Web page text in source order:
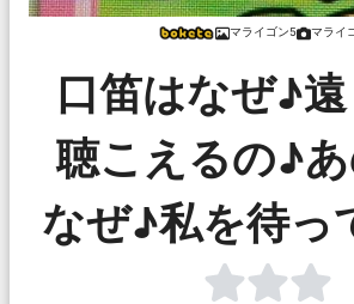
マライゴン5 マライ
口笛はなぜ♪
聴こえるの♪
なぜ♪私を待っ